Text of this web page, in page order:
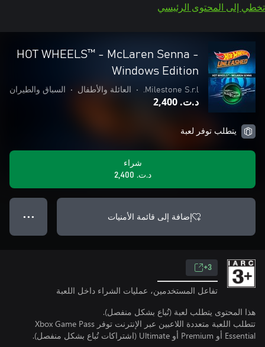
تخطي إلى المحتوى الرئيسي
HOT WHEELS™ - McLaren Senna -
Windows Edition
Milestone S.r.l.
• العائلة والأطفال • السباق والطيران
د.ت.‏ 2,400
يتطلب توفر لعبة
شراء
د.ت.‏ 2,400
إضافة إلى قائمة الأمنيات ● ● ●
3+
تفاعل المستخدمين، عمليات الشراء داخل اللعبة
هذا المحتوى يتطلب لعبة (تُباع بشكل منفصل).
تتطلب اللعبة متعددة اللاعبين عبر الإنترنت توفر Xbox Game Pass
Essential أو Premium أو Ultimate (اشتراكات تُباع بشكل منفصل).